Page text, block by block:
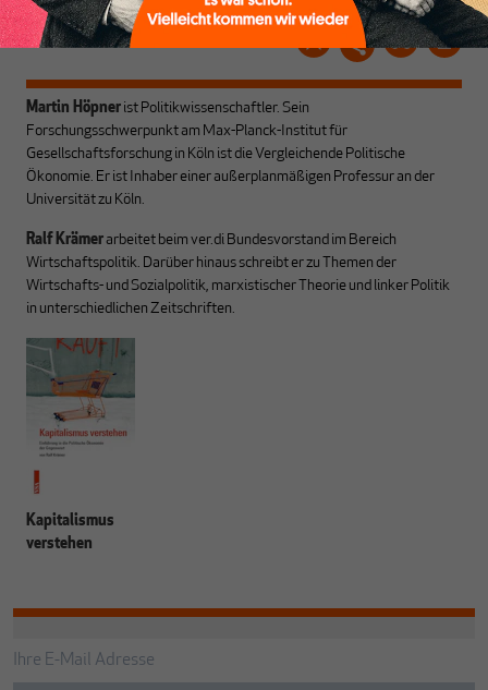
Martin Höpner ist Politikwissenschaftler. Sein
Forschungsschwerpunkt am Max-Planck-Institut für
Gesellschaftsforschung in Köln ist die Vergleichende Politische
Ökonomie. Er ist Inhaber einer außerplan­mäßigen Professur an der
Universität zu Köln.
Ralf Krämerarbeitet beim ver.di Bundesvorstand im Bereich
Wirtschaftspolitik. Darüber hinaus schreibt er zu Themen der
Wirtschafts- und Sozialpolitik, marxistischer Theorie und linker Politik
in unterschiedlichen Zeitschriften.
Kapitalismus
verstehen